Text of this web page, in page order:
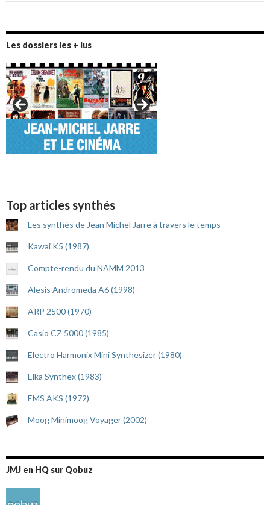
Les dossiers les + lus
Top articles synthés
Les synthés de Jean Michel Jarre à travers le temps
Kawai K5 (1987)
Compte-rendu du NAMM 2013
Alesis Andromeda A6 (1998)
ARP 2500 (1970)
Casio CZ 5000 (1985)
Electro Harmonix Mini Synthesizer (1980)
Elka Synthex (1983)
EMS AKS (1972)
Moog Minimoog Voyager (2002)
JMJ en HQ sur Qobuz